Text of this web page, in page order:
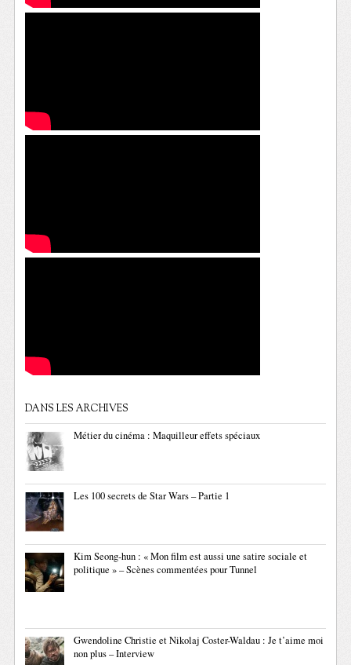
DANS LES ARCHIVES
Métier du cinéma : Maquilleur effets spéciaux
Les 100 secrets de Star Wars – Partie 1
Kim Seong-hun : « Mon film est aussi une satire sociale et
politique » – Scènes commentées pour Tunnel
Gwendoline Christie et Nikolaj Coster-Waldau : Je t’aime moi
non plus – Interview